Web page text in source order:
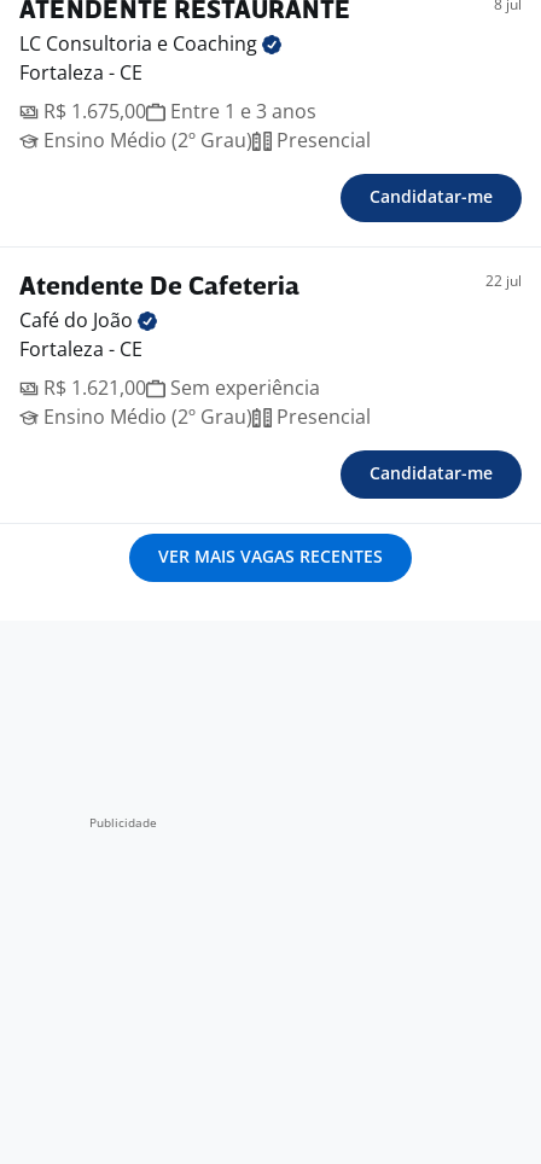
ATENDENTE RESTAURANTE 8 jul
LC Consultoria e Coaching
Fortaleza - CE
R$ 1.675,00
Entre 1 e 3 anos
Ensino Médio (2º Grau)
Presencial
Candidatar-me
Atendente De Cafeteria 22 jul
Café do João
Fortaleza - CE
R$ 1.621,00
Sem experiência
Ensino Médio (2º Grau)
Presencial
Candidatar-me
VER MAIS VAGAS RECENTES